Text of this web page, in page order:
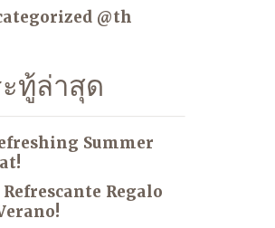
@th
ทู้ล่าสุด
Summer
Refrescante Regalo